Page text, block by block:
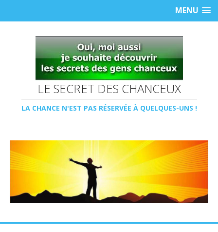
MENU
LE SECRET DES CHANCEUX
LA CHANCE N'EST PAS RÉSERVÉE À QUELQUES-UNS !